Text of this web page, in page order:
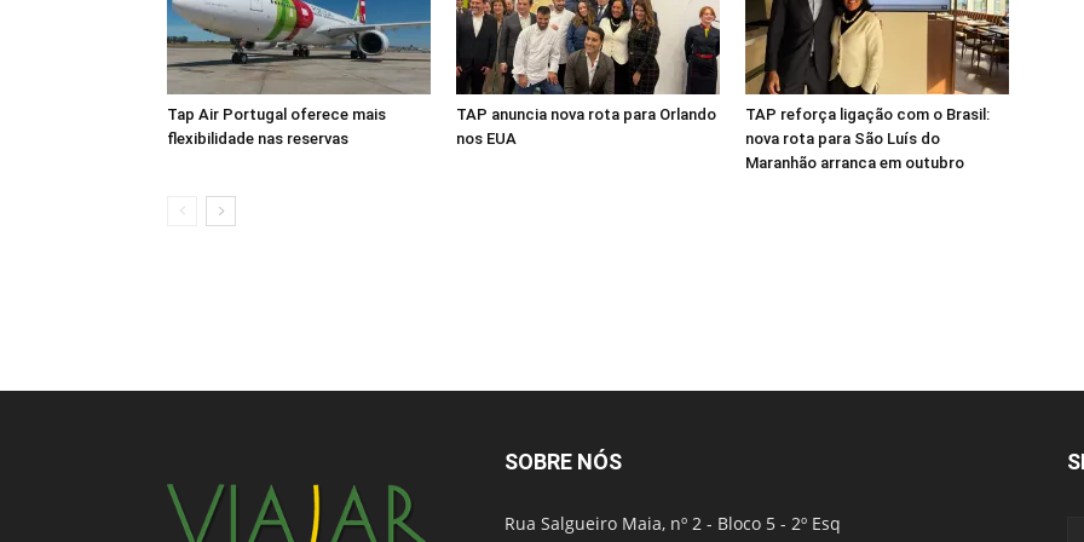
Tap Air Portugal oferece mais
flexibilidade nas reservas
TAP anuncia nova rota para Orlando
nos EUA
TAP reforça ligação com o Brasil:
nova rota para São Luís do
Maranhão arranca em outubro
SOBRE NÓS
Rua Salgueiro Maia, nº 2 - Bloco 5 - 2º Esq